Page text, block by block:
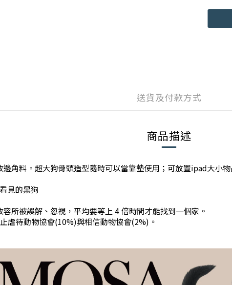
送貨及付款方式
商品描述
角料。超大狗骨頭造型隨時可以當靠墊使用；可放置ipad大小
見的黑狗
所被誤解、忽視，平均要等上 4 倍時間才能找到一個家。
虐待動物協會(10%)與相信動物協會(2%)。